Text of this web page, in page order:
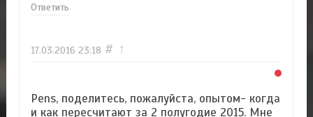
Ответить
17.03.2016 23:18 # ↑
Pens, поделитесь, пожалуйста, опытом- когда
и как пересчитают за 2 полугодие 2015. Мне